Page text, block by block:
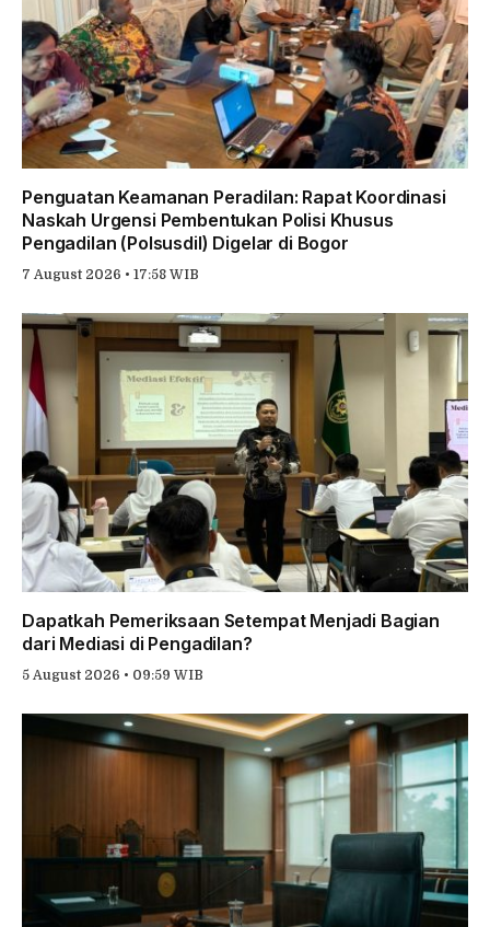
Penguatan Keamanan Peradilan: Rapat Koordinasi
Naskah Urgensi Pembentukan Polisi Khusus
Pengadilan (Polsusdil) Digelar di Bogor
7 August 2026 • 17:58 WIB
Dapatkah Pemeriksaan Setempat Menjadi Bagian
dari Mediasi di Pengadilan?
5 August 2026 • 09:59 WIB